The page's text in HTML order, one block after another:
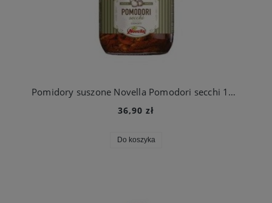
Pomidory suszone Novella Pomodori secchi 1062ml 980g/580g
36,90 zł
Do koszyka